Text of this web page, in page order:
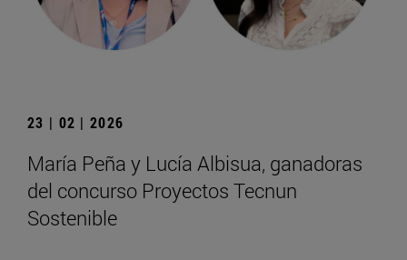
23 | 02 | 2026
María Peña y Lucía Albisua, ganadoras
del concurso Proyectos Tecnun
Sostenible